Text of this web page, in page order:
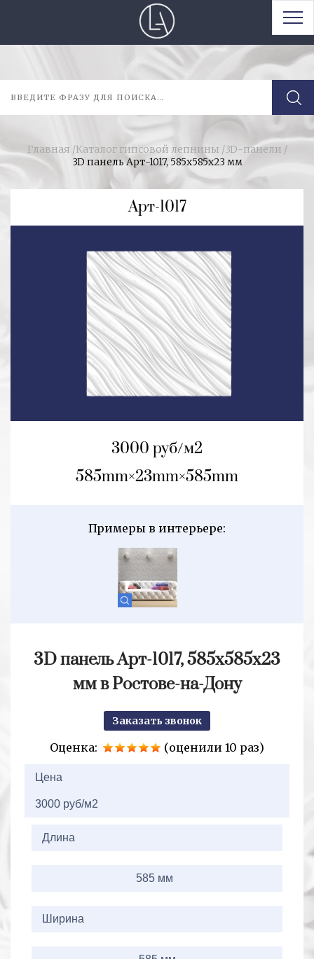
Главная /Каталог гипсовой лепнины /3D-панели /
3D панель Арт-1017, 585х585х23 мм
Арт-1017
3000 руб/м2
585mm 23mm 585mm
Примеры в интерьере:
3D панель Арт-1017, 585х585х23
мм в Ростове-на-Дону
Заказать звонок
Оценка:
(оценили 10 раз)
Цена
3000 руб/м2
Длина
585 мм
Ширина